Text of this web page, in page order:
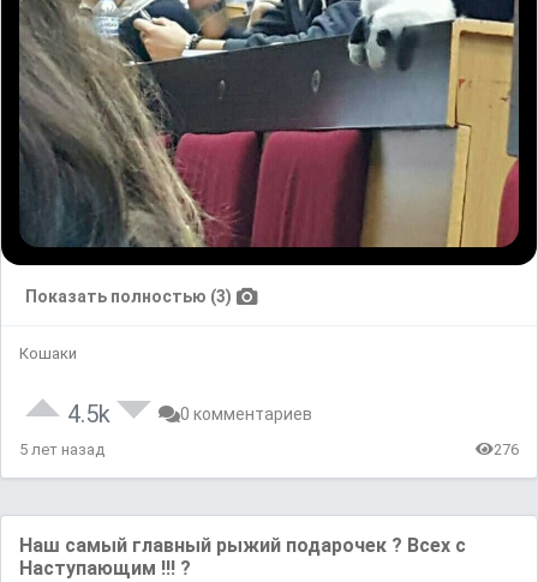
Показать полностью (3)
Кошаки
4.5k 0 комментариев
5 лет назад 276
Наш самый главный рыжий подарочек ? Всех с
Наступающим !!! ?